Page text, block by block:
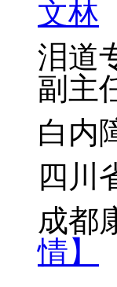
文林
泪道
副主
白内
四川
成都
情】